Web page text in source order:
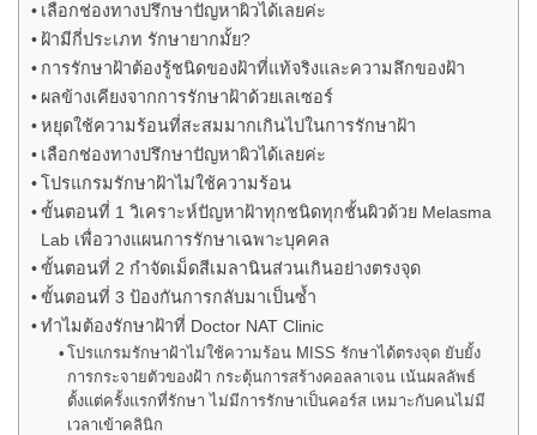
เลือกช่องทางปรึกษาปัญหาผิวได้เลยค่ะ
ฝ้ามีกี่ประเภท รักษายากมั้ย?
การรักษาฝ้าต้องรู้ชนิดของฝ้าที่แท้จริงและความลึกของฝ้า
ผลข้างเคียงจากการรักษาฝ้าด้วยเลเซอร์
หยุดใช้ความร้อนที่สะสมมากเกินไปในการรักษาฝ้า
เลือกช่องทางปรึกษาปัญหาผิวได้เลยค่ะ
โปรแกรมรักษาฝ้าไม่ใช้ความร้อน
ขั้นตอนที่ 1 วิเคราะห์ปัญหาฝ้าทุกชนิดทุกชั้นผิวด้วย Melasma
Lab เพื่อวางแผนการรักษาเฉพาะบุคคล
ขั้นตอนที่ 2 กำจัดเม็ดสีเมลานินส่วนเกินอย่างตรงจุด
ขั้นตอนที่ 3 ป้องกันการกลับมาเป็นซ้ำ
ทำไมต้องรักษาฝ้าที่ Doctor NAT Clinic
โปรแกรมรักษาฝ้าไม่ใช้ความร้อน MISS รักษาได้ตรงจุด ยับยั้ง
การกระจายตัวของฝ้า กระตุ้นการสร้างคอลลาเจน เน้นผลลัพธ์
ตั้งแต่ครั้งแรกที่รักษา ไม่มีการรักษาเป็นคอร์ส เหมาะกับคนไม่มี
เวลาเข้าคลินิก